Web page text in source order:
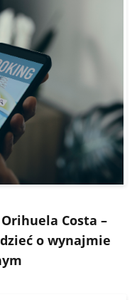
Costa –
o wynajmie